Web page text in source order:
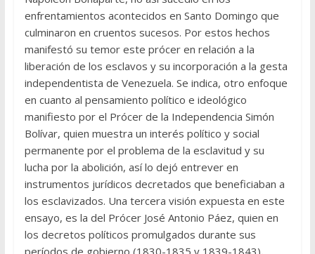
enfrentamientos acontecidos en Santo Domingo que
culminaron en cruentos sucesos. Por estos hechos
manifestó su temor este prócer en relación a la
liberación de los esclavos y su incorporación a la gesta
independentista de Venezuela. Se indica, otro enfoque
en cuanto al pensamiento político e ideológico
manifiesto por el Prócer de la Independencia Simón
Bolívar, quien muestra un interés político y social
permanente por el problema de la esclavitud y su
lucha por la abolición, así lo dejó entrever en
instrumentos jurídicos decretados que beneficiaban a
los esclavizados. Una tercera visión expuesta en este
ensayo, es la del Prócer José Antonio Páez, quien en
los decretos políticos promulgados durante sus
períodos de gobierno (1830-1835 y 1839-1843),